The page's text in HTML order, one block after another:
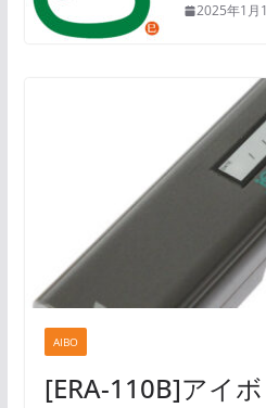
2025年1月
AIBO
[ERA-110B]アイボ